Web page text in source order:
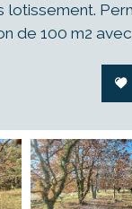
lotissement.
de 100 m2